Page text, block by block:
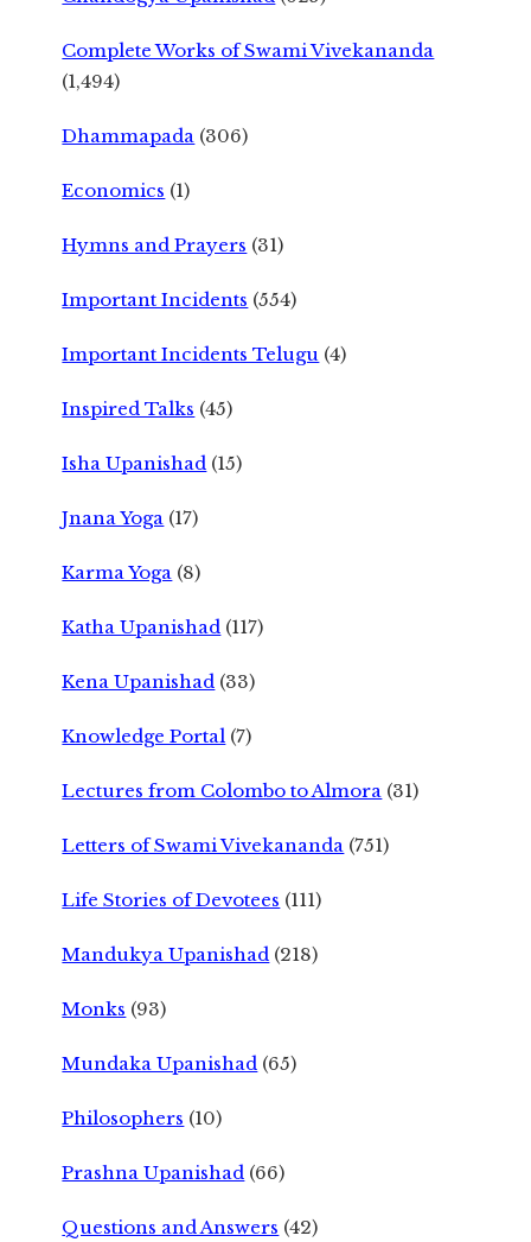
Complete Works of Swami Vivekananda
(1,494)
Dhammapada (306)
Economics (1)
Hymns and Prayers (31)
Important Incidents (554)
Important Incidents Telugu (4)
Inspired Talks (45)
Isha Upanishad (15)
Jnana Yoga (17)
Karma Yoga (8)
Katha Upanishad (117)
Kena Upanishad (33)
Knowledge Portal (7)
Lectures from Colombo to Almora (31)
Letters of Swami Vivekananda (751)
Life Stories of Devotees (111)
Mandukya Upanishad (218)
Monks (93)
Mundaka Upanishad (65)
Philosophers (10)
Prashna Upanishad (66)
Questions and Answers (42)